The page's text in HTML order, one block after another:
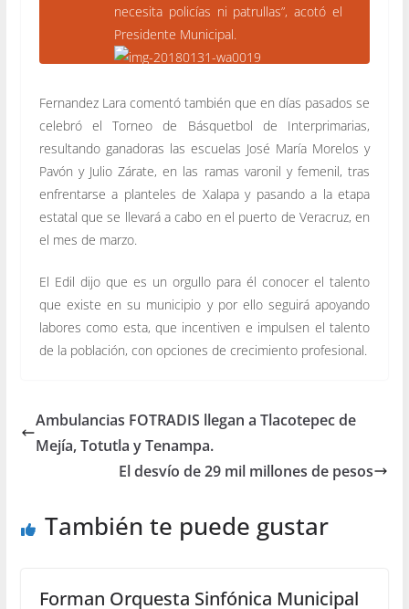
necesita policías ni patrullas”, acotó el
Presidente Municipal.
Fernandez Lara comentó también que en días pasados se
celebró el Torneo de Básquetbol de Interprimarias,
resultando ganadoras las escuelas José María Morelos y
Pavón y Julio Zárate, en las ramas varonil y femenil, tras
enfrentarse a planteles de Xalapa y pasando a la etapa
estatal que se llevará a cabo en el puerto de Veracruz, en
el mes de marzo.
El Edil dijo que es un orgullo para él conocer el talento
que existe en su municipio y por ello seguirá apoyando
labores como esta, que incentiven e impulsen el talento
de la población, con opciones de crecimiento profesional.
Ambulancias FOTRADIS llegan a Tlacotepec de
Mejía, Totutla y Tenampa.
El desvío de 29 mil millones de pesos
También te puede gustar
Forman Orquesta Sinfónica Municipal